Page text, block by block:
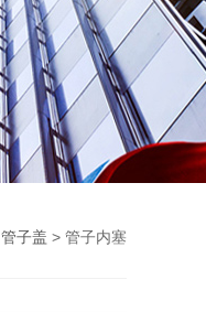
管子盖 > 管子内塞